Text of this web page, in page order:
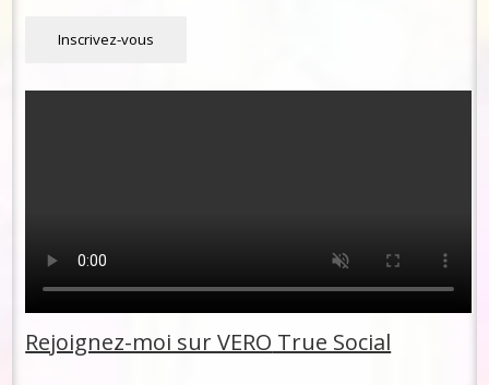
Rejoignez-moi sur VERO True Social